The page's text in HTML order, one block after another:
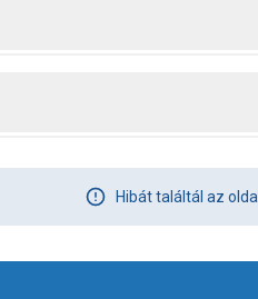
Hibát találtál az